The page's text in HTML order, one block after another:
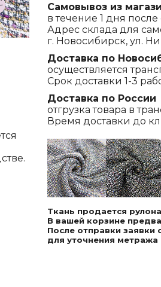
Самовывоз из
в течение 1 дня после
Адрес склада для
г. Новосибирск, ул.
Доставка по
осуществляется
Срок доставки 1-3
Доставка по России
отгрузка товара в
Время доставки до
Ткань продается
В вашей корзине
После отправки
для уточнения метража